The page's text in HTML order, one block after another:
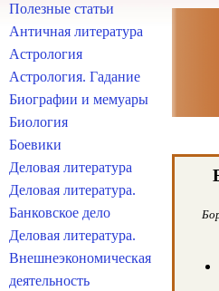
Полезные статьи
Античная литература
Астрология
Астрология. Гадание
Биографии и мемуары
Биология
Боевики
Деловая литература
Деловая литература.
Банковское дело
Деловая литература.
Внешнеэкономическая
деятельность